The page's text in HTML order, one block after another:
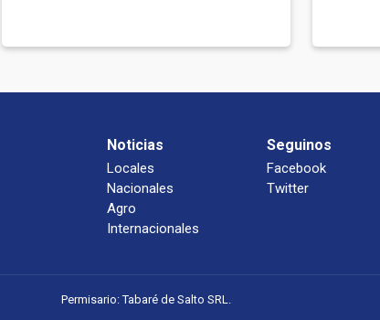
Noticias
Locales
Nacionales
Agro
Internacionales
Seguinos
Facebook
Twitter
Permisario: Tabaré de Salto SRL.